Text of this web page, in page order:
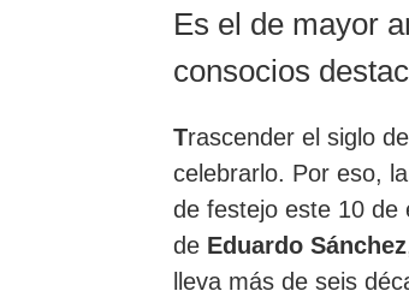
Es el de mayor
consocios
Trascender el siglo
celebrarlo. Por eso,
de festejo este 10 de
de Eduardo Sánchez
lleva más de seis